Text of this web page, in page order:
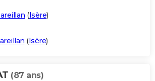
(Isère)
(Isère)
(87 ans)